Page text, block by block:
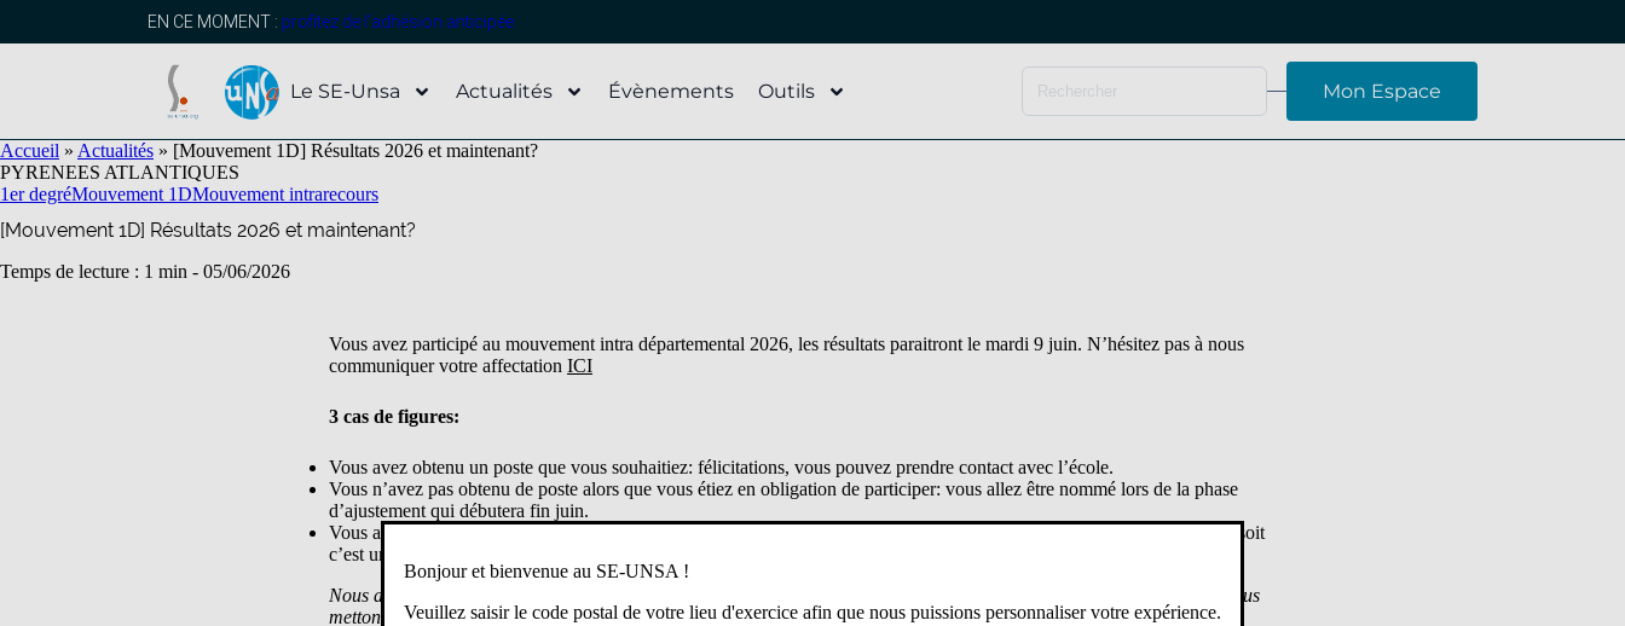
EN CE MOMENT : profitez de l’adhésion anticipée
Le SE-Unsa Actualités Évènements Outils Mon Espace
Accueil » Actualités » [Mouvement 1D] Résultats 2026 et maintenant?
PYRENEES ATLANTIQUES
1er degréMouvement 1DMouvement intrarecours
[Mouvement 1D] Résultats 2026 et maintenant?
Temps de lecture : 1 min - 05/06/2026
Vous avez participé au mouvement intra départemental 2026, les résultats paraitront le mardi 9 juin. N’hésitez pas à nous
communiquer votre affectation ICI
3 cas de figures:
Vous avez obtenu un poste que vous souhaitiez: félicitations, vous pouvez prendre contact avec l’école.
Vous n’avez pas obtenu de poste alors que vous étiez en obligation de participer: vous allez être nommé lors de la phase
d’ajustement qui débutera fin juin.
Vous avez obtenu un poste et vous n’êtes pas satisfait. soit c’est un vœu non saisi et vous pouvez alors faire un recours; soit
c’est un vœu saisi qui vous met en difficulté, vous pouvez alors faire une demande de révision d’affectation.
Nous accompagnons dans leurs démarches les collègues ( en priorité adhérents) qui souhaitent faire une demande et nous
mettons à disposition des modèles de recours pour nos adhérents.
Bonjour et bienvenue au SE-UNSA !
Veuillez saisir le code postal de votre lieu d'exercice afin que nous puissions personnaliser votre expérience.